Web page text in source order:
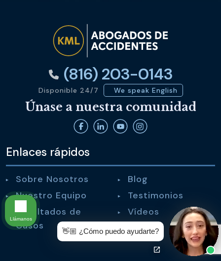
(816) 203-0143
Disponible 24/7 We speak English
Únase a nuestra comunidad
Enlaces rápidos
Sobre Nosotros
Nuestro Equipo
Resultados de
Casos
Blog
Testimonios
Vídeos
👋🏼 ¿Cómo puedo ayudarte?
Llámanos